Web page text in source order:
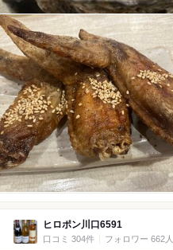
ヒロポン川口6591
口コミ 304件 フォロワー 662人